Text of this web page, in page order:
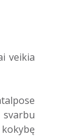
veikia